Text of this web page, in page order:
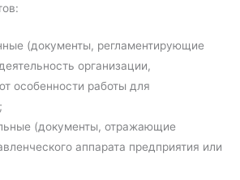
(документы, регламентирующие
организации,
особенности работы для
(документы, отражающие
аппарата предприятия или